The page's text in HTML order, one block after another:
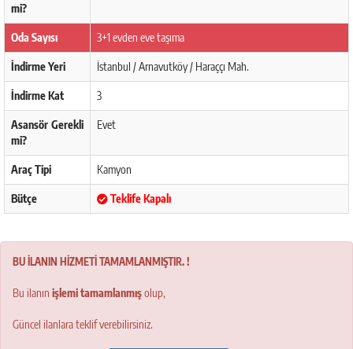
mi?
Oda Sayısı 3+1 evden eve taşıma
İndirme Yeri İstanbul / Arnavutköy / Haraççı Mah.
İndirme Kat 3
Asansör Gerekli
mi?
Evet
Araç Tipi Kamyon
Bütçe Teklife Kapalı
BU İLANIN HİZMETİ TAMAMLANMIŞTIR. !
Bu ilanın işlemi tamamlanmışolup,
Güncel ilanlara teklif verebilirsiniz.